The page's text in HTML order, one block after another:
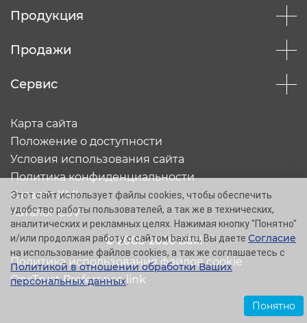
Продукция
Продажи
Сервис
© 2005-2026 Baxi
Карта сайта
Положение о доступности
Условия использования сайта
Политика конфиденциальности
Каталог XML
Каталог CSV
Политика использования файлов cookie
OneTrust Preference link
Этот сайт использует файлы cookies, чтобы обеспечить
удобство работы пользователей, а так же в технических,
аналитических и рекламных целях. Нажимая кнопку "Понятно"
и/или продолжая работу с сайтом baxi.ru, Вы даете Согласие
на использование файлов cookies, а так же соглашаетесь с
Политикой в отношении обработки Ваших
персональных данных.
Понятно